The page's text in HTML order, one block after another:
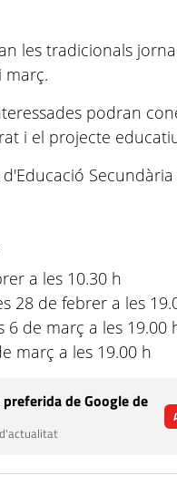
les tradicionals
març.
podran
i el projecte
a les 10.30 h
28 de febrer a les
6 de març a les 19.00
març a les 19.00 h
de Google de